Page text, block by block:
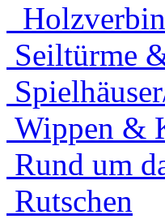
Seiltürme
Wippen &
Rund um
Rutschen